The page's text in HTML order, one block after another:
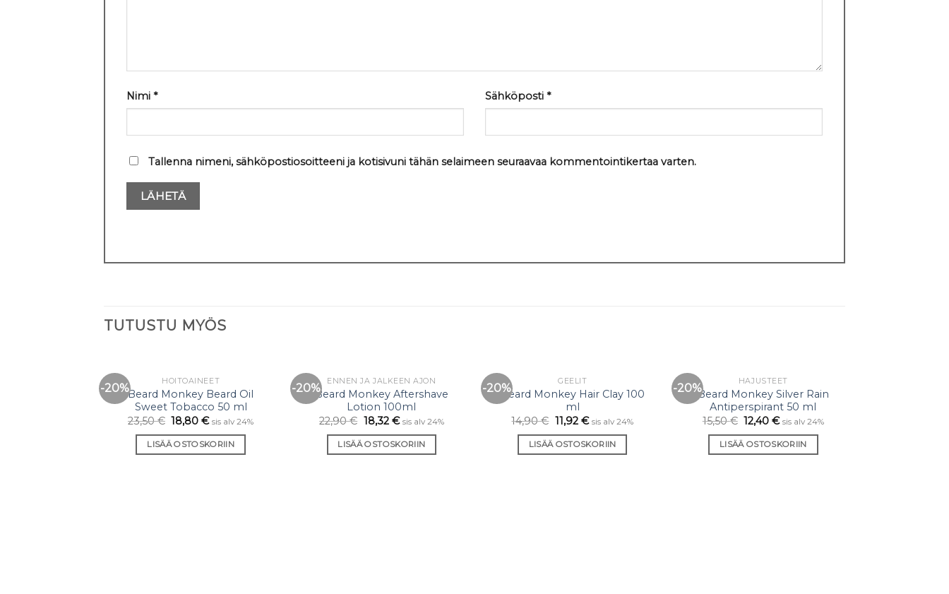
Nimi * Sähköposti *
Tallenna nimeni, sähköpostiosoitteeni ja kotisivuni tähän selaimeen seuraavaa kommentointikertaa varten.
TUTUSTU MYÖS
-20%
Lisää
toivelistaan
HOITOAINEET
Beard Monkey Beard Oil
Sweet Tobacco 50 ml
23,50€ 18,80€ sis alv 24%
LISÄÄ OSTOSKORIIN
-20%
Lisää
toivelistaan
ENNEN JA JÄLKEEN AJON
Beard Monkey Aftershave
Lotion 100ml
22,90€ 18,32 € sis alv 24%
LISÄÄ OSTOSKORIIN
-20%
Lisää
toivelistaan
GEELIT
Beard Monkey Hair Clay 100
ml
14,90€ 11,92 € sis alv 24%
LISÄÄ OSTOSKORIIN
-20%
Lisää
toivelistaan
HAJUSTEET
Beard Monkey Silver Rain
Antiperspirant 50 ml
15,50€ 12,40€ sis alv 24%
LISÄÄ OSTOSKORIIN